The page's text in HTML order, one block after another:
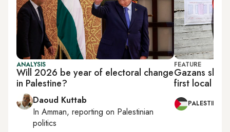
ANALYSIS
Will 2026 be year of electoral change
in Palestine?
Daoud Kuttab
In Amman, reporting on Palestinian
politics
FEATURE
Gazans
first local
PALESTINE